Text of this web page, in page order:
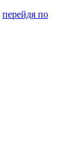
перейдя по